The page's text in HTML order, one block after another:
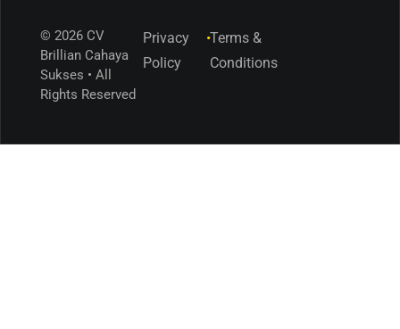
© 2026 CV
Brillian Cahaya
Sukses • All
Rights Reserved
Privacy
Policy
•Terms &
Conditions